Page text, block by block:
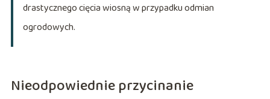
drastycznego cięcia wiosną w przypadku odmian
ogrodowych.
Nieodpowiednie przycinanie